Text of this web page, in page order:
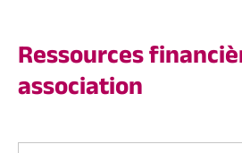
Ressources
association